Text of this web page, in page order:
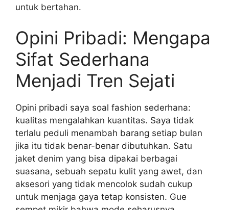
untuk bertahan.
Opini Pribadi: Mengapa
Sifat Sederhana
Menjadi Tren Sejati
Opini pribadi saya soal fashion sederhana:
kualitas mengalahkan kuantitas. Saya tidak
terlalu peduli menambah barang setiap bulan
jika itu tidak benar-benar dibutuhkan. Satu
jaket denim yang bisa dipakai berbagai
suasana, sebuah sepatu kulit yang awet, dan
aksesori yang tidak mencolok sudah cukup
untuk menjaga gaya tetap konsisten. Gue